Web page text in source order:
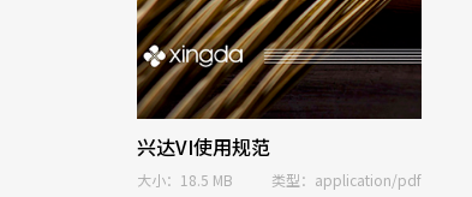
兴达VI使用规范
大小：18.5 MB 类型：application/pdf